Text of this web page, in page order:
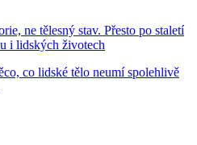
ne tělesný stav. Přesto po staletí
i lidských životech
co lidské tělo neumí spolehlivě